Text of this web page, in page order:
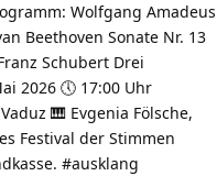
Wolfgang Amadeus
Beethoven Sonate Nr. 13
Schubert Drei
2026 🕔 17:00 Uhr
🎹 Evgenia Fölsche,
Festival der Stimmen
#ausklang